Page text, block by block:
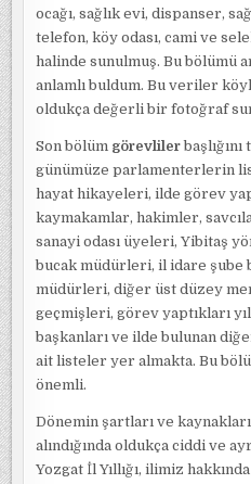
ocağı, sağlık evi, dispanser,
telefon, köy odası, cami ve
halinde sunulmuş. Bu bölümü
anlamlı buldum. Bu veriler
oldukça değerli bir fotoğraf
Son bölüm görevliler
günümüze parlamenterlerin
hayat hikayeleri, ilde görev
kaymakamlar, hakimler,
sanayi odası üyeleri, Yibitaş
bucak müdürleri, il idare şube
müdürleri, diğer üst düzey
geçmişleri, görev yaptıkları
başkanları ve ilde bulunan
ait listeler yer almakta. Bu
önemli.
Dönemin şartları ve
alındığında oldukça ciddi ve
Yozgat İl Yıllığı, ilimiz